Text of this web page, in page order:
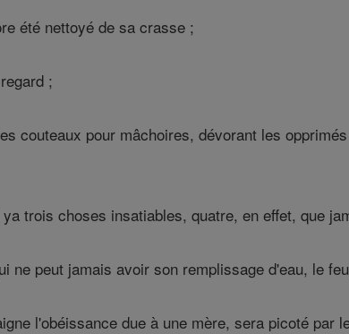
été nettoyé de sa crasse ;
;
couteaux pour mâchoires, dévorant les
trois choses insatiables, quatre, en effet, que
ne peut jamais avoir son remplissage d'eau, le
l'obéissance due à une mère, sera picoté par